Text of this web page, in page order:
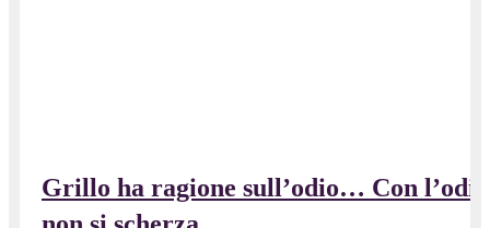
Grillo ha ragione sull’odio… Con l’odio